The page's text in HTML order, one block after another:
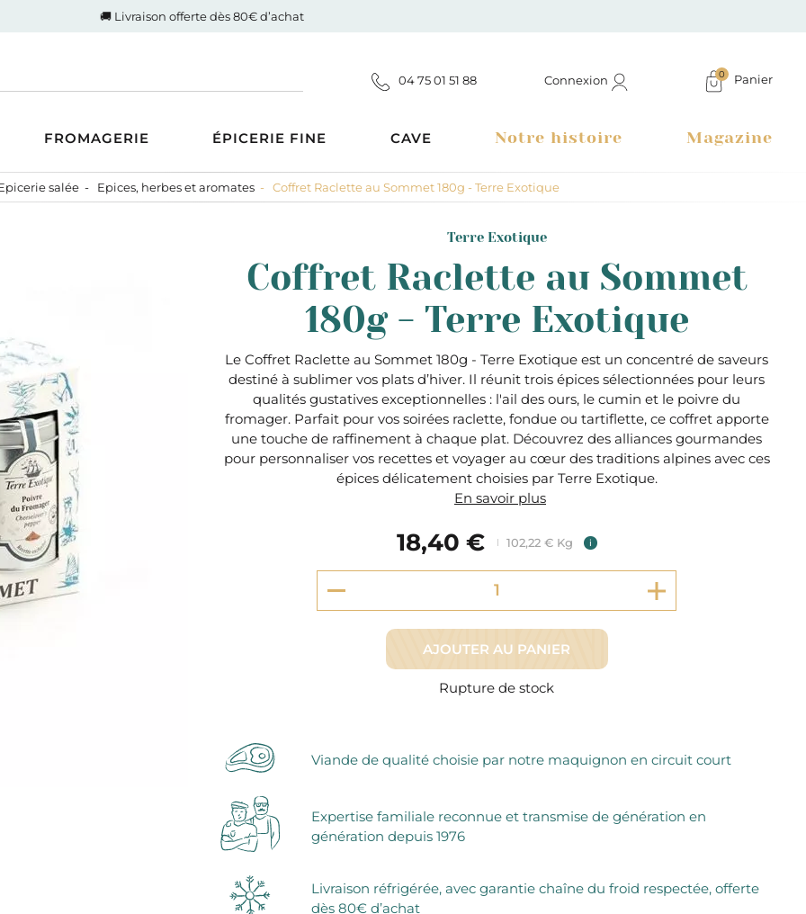
🚚 Livraison offerte dès 80€ d’achat
04 75 01 51 88 Connexion 0 Panier
Gigot de Drôme-Ardèche
Poulet fermier de Quentin
Nos saucisses maison
Sélection dans les fermes locales depuis 1976
Découvrir notre savoir-faire de maquignon
FROMAGERIE
Rhône-Alpes
Fromager Affineurs depuis plus de 45 ans
Découvrez notre sélection de Fromages livrés en 24h
ÉPICERIE FINE
biscottes et pains
et préparations pour dessert
chauds
Boutique à Montélimar & Epicerie fine en ligne
Découvrez + de 3000 références disponibles
CAVE
Et Cachaca
Sélection par notre sommelier
Notre histoire Magazine
salée Epices, herbes et aromates Coffret Raclette au Sommet 180g - Terre Exotique
Terre Exotique
Coffret Raclette au Sommet
180g - Terre Exotique
Le Coffret Raclette au Sommet 180g - Terre Exotique est un concentré de saveurs
destiné à sublimer vos plats d’hiver. Il réunit trois épices sélectionnées pour leurs
qualités gustatives exceptionnelles : l'ail des ours, le cumin et le poivre du
fromager. Parfait pour vos soirées raclette, fondue ou tartiflette, ce coffret apporte
une touche de raffinement à chaque plat. Découvrez des alliances gourmandes
pour personnaliser vos recettes et voyager au cœur des traditions alpines avec ces
épices délicatement choisies par Terre Exotique.
En savoir plus
18,40 € 102,22 € Kg i
AJOUTER AU PANIER
Rupture de stock
Viande de qualité choisie par notre maquignon en circuit court
Expertise familiale reconnue et transmise de génération en
génération depuis 1976
Livraison réfrigérée, avec garantie chaîne du froid respectée, offerte
dès 80€ d’achat